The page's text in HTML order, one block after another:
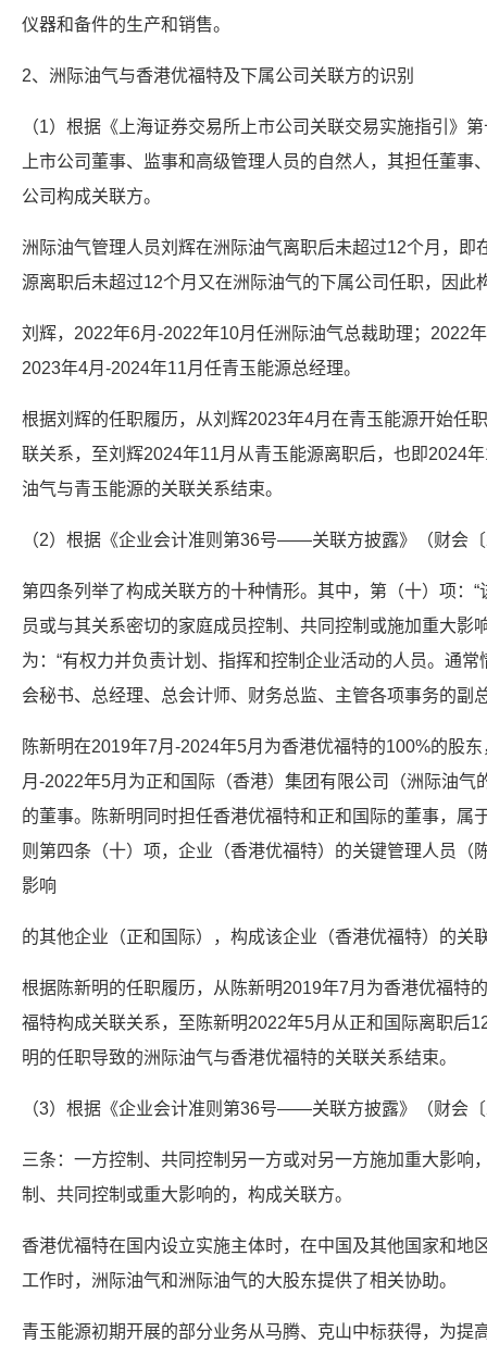
仪器和备件的生产和销售。
2、洲际油气与香港优福特及下属公司关联方的识别
（1）根据《上海证券交易所上市公司关联交易实施指引》
上市公司董事、监事和高级管理人员的自然人，其担任董事
公司构成关联方。
洲际油气管理人员刘辉在洲际油气离职后未超过12个月，即
源离职后未超过12个月又在洲际油气的下属公司任职，因此
刘辉，2022年6月-2022年10月任洲际油气总裁助理；2022
2023年4月-2024年11月任青玉能源总经理。
根据刘辉的任职履历，从刘辉2023年4月在青玉能源开始任
联关系，至刘辉2024年11月从青玉能源离职后，也即2024
油气与青玉能源的关联关系结束。
（2）根据《企业会计准则第36号——关联方披露》（财会
第四条列举了构成关联方的十种情形。其中，第（十）项：
员或与其关系密切的家庭成员控制、共同控制或施加重大影
为：“有权力并负责计划、指挥和控制企业活动的人员。通
会秘书、总经理、总会计师、财务总监、主管各项事务的副
陈新明在2019年7月-2024年5月为香港优福特的100%的股
月-2022年5月为正和国际（香港）集团有限公司（洲际油气
的董事。陈新明同时担任香港优福特和正和国际的董事，属
则第四条（十）项，企业（香港优福特）的关键管理人员（
影响
的其他企业（正和国际），构成该企业（香港优福特）的关
根据陈新明的任职履历，从陈新明2019年7月为香港优福特
福特构成关联关系，至陈新明2022年5月从正和国际离职后
明的任职导致的洲际油气与香港优福特的关联关系结束。
（3）根据《企业会计准则第36号——关联方披露》（财会
三条：一方控制、共同控制另一方或对另一方施加重大影响
制、共同控制或重大影响的，构成关联方。
香港优福特在国内设立实施主体时，在中国及其他国家和地
工作时，洲际油气和洲际油气的大股东提供了相关协助。
青玉能源初期开展的部分业务从马腾、克山中标获得，为提